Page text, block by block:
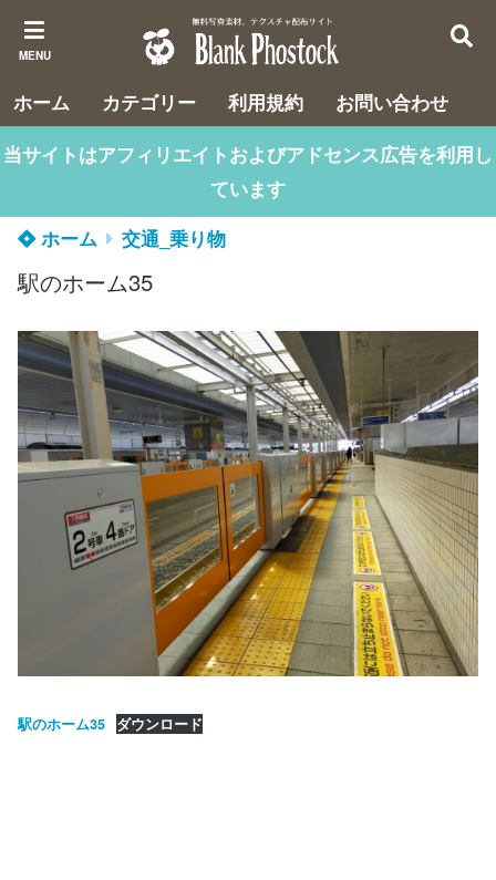
MENU
ホーム カテゴリー 利用規約
お問い合わせ
当サイトはアフィリエイトおよびアドセンス広告を利用し
ています
ホーム
交通_乗り物
駅のホーム35
駅のホーム35 ダウンロード